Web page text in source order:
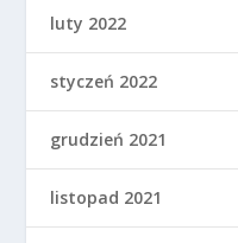
luty 2022
styczeń 2022
grudzień 2021
listopad 2021